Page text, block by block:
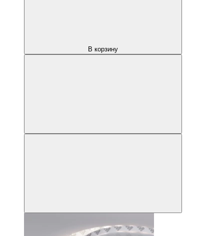
В корзину